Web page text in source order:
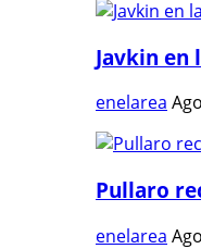
Javkin en
enelarea
Pullaro
enelarea